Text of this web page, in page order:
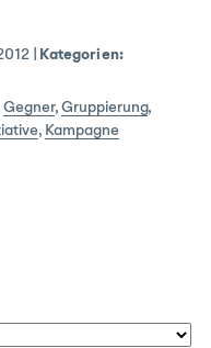
|
Kategorien:
Gegner,Gruppierung,
, Kampagne